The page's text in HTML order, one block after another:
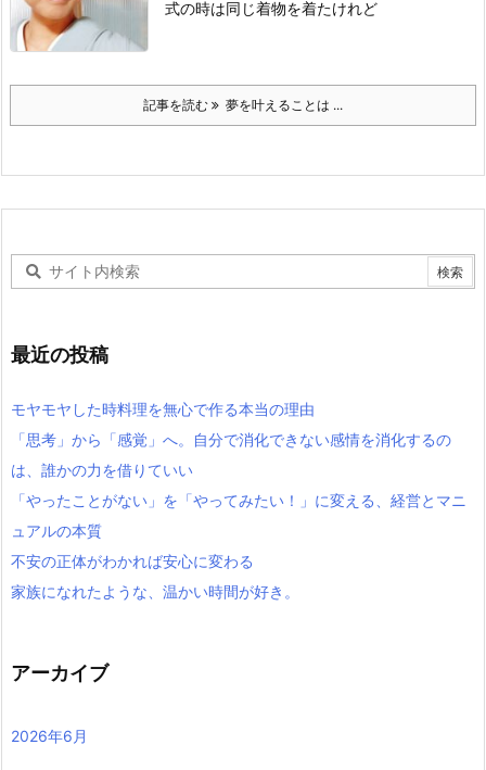
式の時は同じ着物を着たけれど
記事を読む 夢を叶えることは ...
最近の投稿
モヤモヤした時料理を無心で作る本当の理由
「思考」から「感覚」へ。自分で消化できない感情を消化するの
は、誰かの力を借りていい
「やったことがない」を「やってみたい！」に変える、経営とマニ
ュアルの本質
不安の正体がわかれば安心に変わる
家族になれたような、温かい時間が好き。
アーカイブ
2026年6月